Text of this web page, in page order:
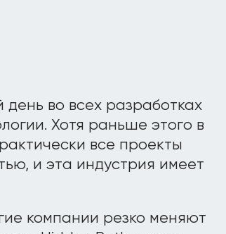
во всех разработках
Хотя раньше этого в
все проекты
и эта индустрия имеет
компании резко меняют